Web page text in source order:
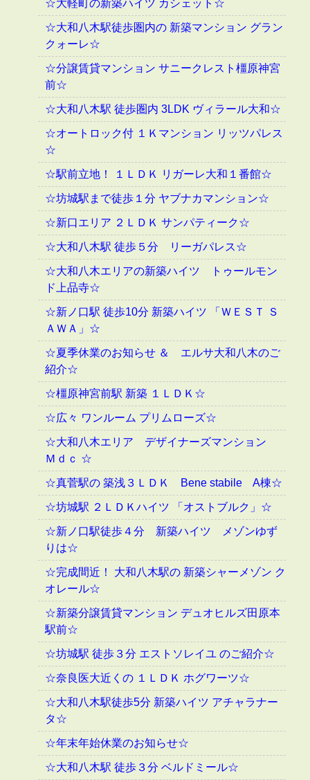
☆大軽町の新築ハイツ カシェット☆
☆大和八木駅徒歩圏内の 新築マンション グラン
クォーレ☆
☆分譲賃貸マンション サニークレスト橿原神宮
前☆
☆大和八木駅 徒歩圏内 3LDK ヴィラール大和☆
☆オートロック付 １Ｋマンション リッツパレス
☆
☆駅前立地！ １ＬＤＫ リガーレ大和１番館☆
☆坊城駅まで徒歩１分 ヤブナカマンション☆
☆新口エリア ２ＬＤＫ サンパティーク☆
☆大和八木駅 徒歩５分 リーガパレス☆
☆大和八木エリアの新築ハイツ トゥールモン
ド上品寺☆
☆新ノ口駅 徒歩10分 新築ハイツ 「ＷＥＳＴ Ｓ
ＡＷＡ」☆
☆夏季休業のお知らせ ＆ エルサ大和八木のご
紹介☆
☆橿原神宮前駅 新築 １ＬＤＫ☆
☆広々 ワンルーム プリムローズ☆
☆大和八木エリア デザイナーズマンション
Ｍｄｃ ☆
☆真菅駅の 築浅３ＬＤＫ Bene stabile A棟☆
☆坊城駅 ２ＬＤＫハイツ 「オストブルク」☆
☆新ノ口駅徒歩４分 新築ハイツ メゾンゆず
りは☆
☆完成間近！ 大和八木駅の 新築シャーメゾン ク
オレール☆
☆新築分譲賃貸マンション デュオヒルズ田原本
駅前☆
☆坊城駅 徒歩３分 エストソレイユ のご紹介☆
☆奈良医大近くの １ＬＤＫ ホグワーツ☆
☆大和八木駅徒歩5分 新築ハイツ アチャラナー
タ☆
☆年末年始休業のお知らせ☆
☆大和八木駅 徒歩３分 ベルドミール☆